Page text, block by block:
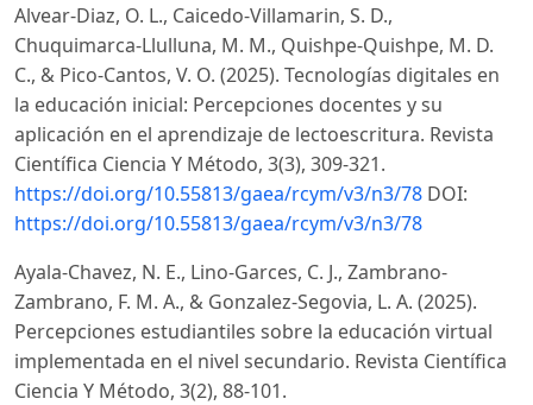
Alvear-Diaz, O. L., Caicedo-Villamarin, S. D.,
Chuquimarca-Llulluna, M. M., Quishpe-Quishpe, M. D.
C., & Pico-Cantos, V. O. (2025). Tecnologías digitales en
la educación inicial: Percepciones docentes y su
aplicación en el aprendizaje de lectoescritura. Revista
Científica Ciencia Y Método, 3(3), 309-321.
https://doi.org/10.55813/gaea/rcym/v3/n3/78 DOI:
https://doi.org/10.55813/gaea/rcym/v3/n3/78
Ayala-Chavez, N. E., Lino-Garces, C. J., Zambrano-
Zambrano, F. M. A., & Gonzalez-Segovia, L. A. (2025).
Percepciones estudiantiles sobre la educación virtual
implementada en el nivel secundario. Revista Científica
Ciencia Y Método, 3(2), 88-101.